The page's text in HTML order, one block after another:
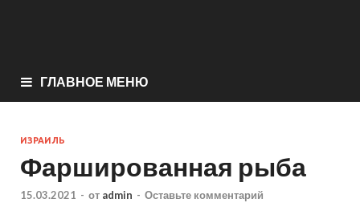
ГЛАВНОЕ МЕНЮ
ИЗРАИЛЬ
Фаршированная рыба
15.03.2021 - от admin - Оставьте комментарий